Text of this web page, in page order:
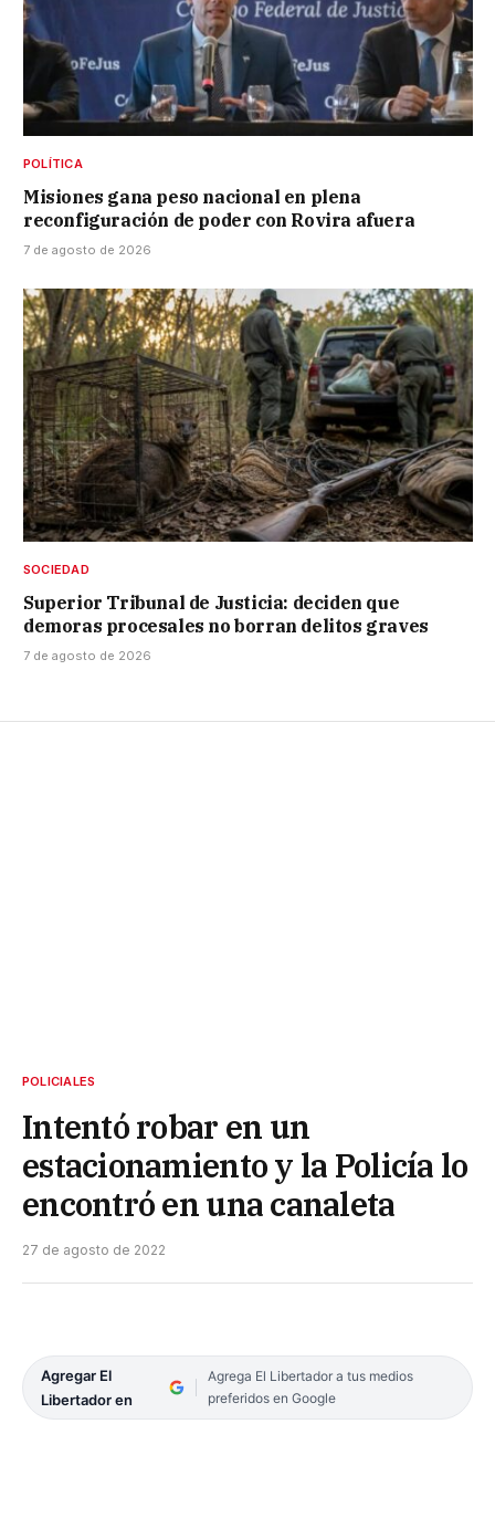
POLÍTICA
Misiones gana peso nacional en plena
reconfiguración de poder con Rovira afuera
7 de agosto de 2026
SOCIEDAD
Superior Tribunal de Justicia: deciden que
demoras procesales no borran delitos graves
7 de agosto de 2026
POLICIALES
Intentó robar en un
estacionamiento y la Policía lo
encontró en una canaleta
27 de agosto de 2022
Agregar El
Libertador en
Agrega El Libertador a tus medios
preferidos en Google